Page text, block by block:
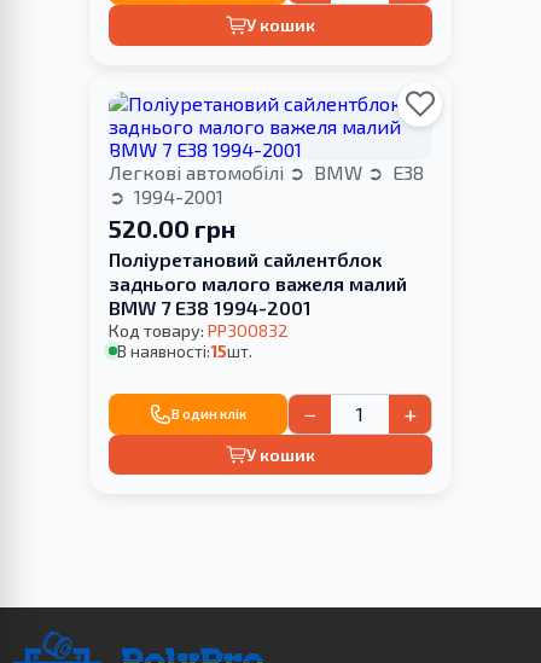
У кошик
Легкові автомобілі BMW
E38
1994-2001
520.00 грн
Поліуретановий сайлентблок
заднього малого важеля малий
BMW 7 E38 1994-2001
Код товару: PP300832
В наявності:15шт.
В один клік − +
У кошик